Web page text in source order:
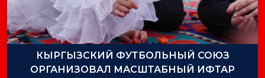
КЫРГЫЗСКИЙ ФУТБОЛЬНЫЙ СОЮЗ
ОРГАНИЗОВАЛ МАСШТАБНЫЙ ИФТАР